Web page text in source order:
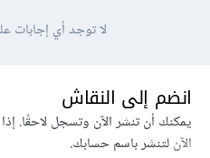
لا توجد أي إجابات
انضم إلى النقاش
يمكنك أن تنشر الآن وتسجل لاحقًا.
الآنلتنشر باسم حسابك.